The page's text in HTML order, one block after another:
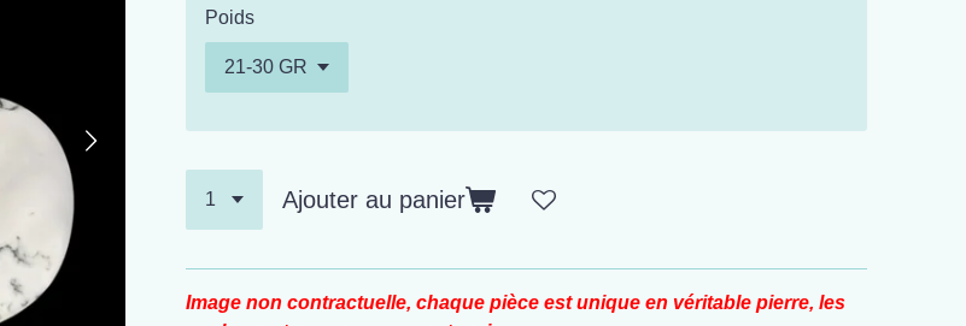
Poids
Ajouter au panier
Image non contractuelle, chaque pièce est unique en véritable pierre, les